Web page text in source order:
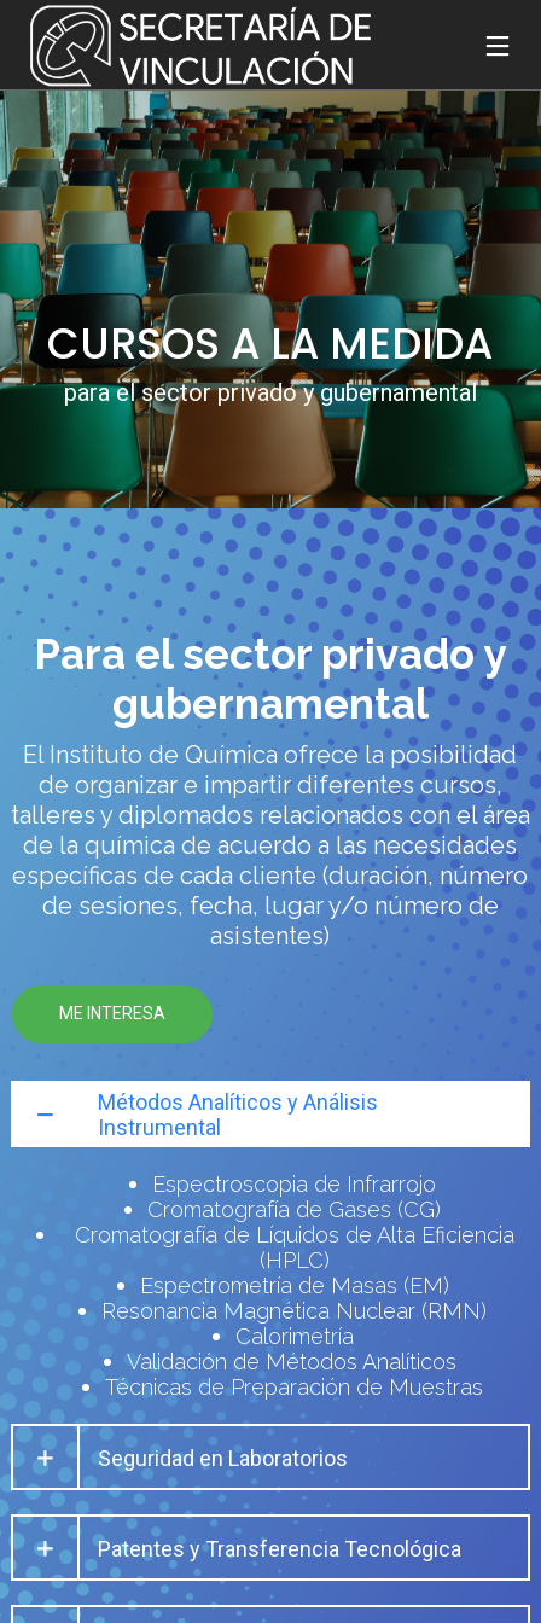
9
OCTUBRE
2019
ARTICULO
DIFUSIÓN
26
MARZO
2019
DERECHOS
DE AUTOR
23
ENERO
2019
PATENTES
CURSOS A LA MEDIDA
para el sector privado y gubernamental
Para el sector privado y
gubernamental
El Instituto de Química ofrece la posibilidad
de organizar e impartir diferentes cursos,
talleres y diplomados relacionados con el área
de la química de acuerdo a las necesidades
específicas de cada cliente (duración, número
de sesiones, fecha, lugar y/o número de
asistentes)
ME INTERESA
Métodos Analíticos y Análisis
Instrumental
Espectroscopia de Infrarrojo
Cromatografía de Gases (CG)
Cromatografía de Líquidos de Alta Eficiencia
(HPLC)
Espectrometría de Masas (EM)
Resonancia Magnética Nuclear (RMN)
Calorimetría
Validación de Métodos Analíticos
Técnicas de Preparación de Muestras
Seguridad en Laboratorios
Patentes y Transferencia Tecnológica